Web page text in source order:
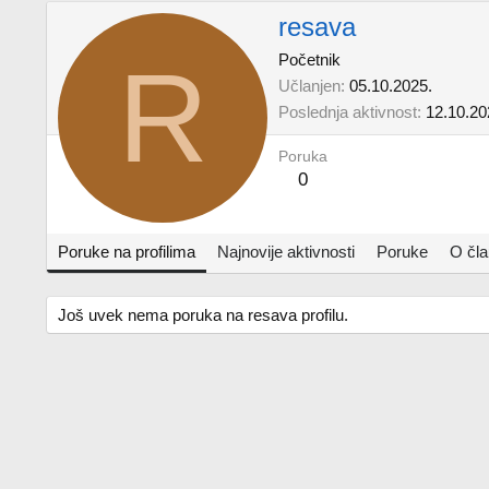
R
resava
Početnik
Učlanjen 05.10.2025.
Poslednja aktivnost
Poruka
0
Poruke na profilima Najnovije aktivnosti Poruke O
Još uvek nema poruka na resava profilu.